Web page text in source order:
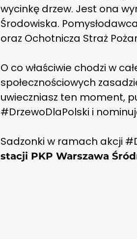
wycinkę drzew. Jest ona
Środowiska.
oraz Ochotnicza Straż
O co właściwie chodzi w
społecznościowych
uwieczniasz ten moment,
#DrzewoDlaPolski i
Sadzonki w ramach akcji
stacji PKP Warszawa